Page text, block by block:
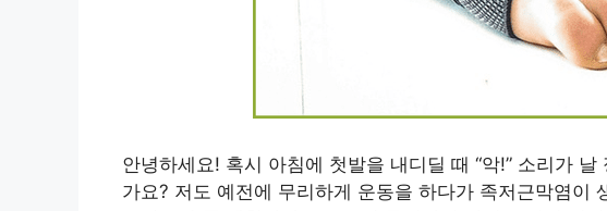
안녕하세요! 혹시 아침에 첫발을 내디딜 때 “악!” 소리가
가요? 저도 예전에 무리하게 운동을 하다가 족저근막염이